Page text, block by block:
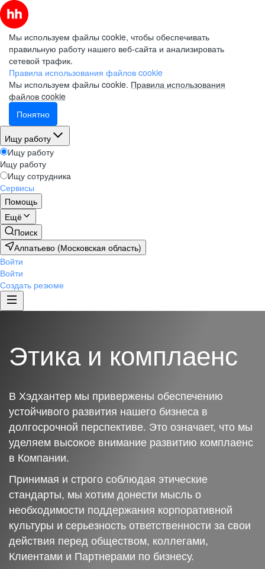
Мы используем файлы cookie, чтобы обеспечивать
правильную работу нашего веб-сайта и анализировать
сетевой трафик.
Правила использования файлов cookie
Мы используем файлы cookie. Правила использования
файлов cookie
Понятно
Ищу работу
Ищу работу
Ищу работу
Ищу сотрудника
Сервисы
Помощь
Ещё
Поиск
Алпатьево (Московская область)
Войти
Войти
Создать резюме
Этика и комплаенс
В Хэдхантер мы привержены обеспечению
устойчивого развития нашего бизнеса в
долгосрочной перспективе. Это означает, что мы
уделяем высокое внимание развитию комплаенс
в Компании.
Принимая и строго соблюдая этические
стандарты, мы хотим донести мысль о
необходимости поддержания корпоративной
культуры и серьезность ответственности за свои
действия перед обществом, коллегами,
Клиентами и Партнерами по бизнесу.